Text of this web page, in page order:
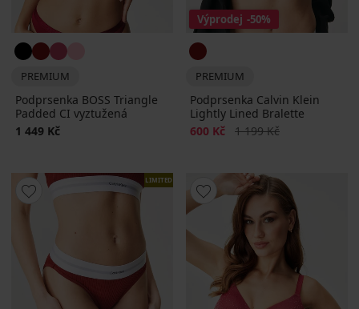
PREMIUM
Podprsenka BOSS Triangle
Padded CI vyztužená
1 449 Kč
Výprodej -50%
PREMIUM
Podprsenka Calvin Klein
Lightly Lined Bralette
Sleva
600 Kč Původní cena
1 199 Kč
LIMITED